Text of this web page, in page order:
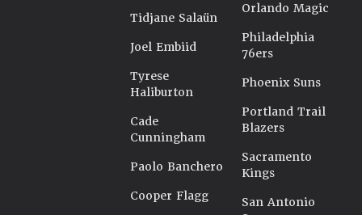
Tidjane Salaün
Joel Embiid
Tyrese
Haliburton
Cade
Cunningham
Paolo Banchero
Cooper Flagg
Orlando Magic
Philadelphia
76ers
Phoenix Suns
Portland Trail
Blazers
Sacramento
Kings
San Antonio